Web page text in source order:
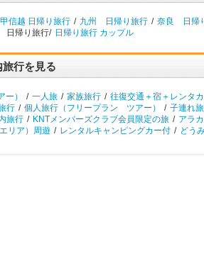
信越 日帰り旅行 / 九州 日帰り旅行 / 奈良 日帰
日帰り旅行/ 日帰り旅行 カップル
行を見る
） / 一人旅 / 家族旅行 / 往復交通＋宿＋レンタ
行 / 個人旅行（フリープラン ツアー） / 子連れ
旅行 / KNTメンバーズクラブ会員限定の旅 / アラ
リア）周遊 / レンタルキャンピングカー付 / どう